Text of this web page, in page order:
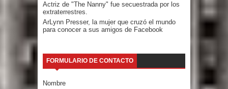
Actriz de "The Nanny" fue secuestrada por los
extraterrestres.
ArLynn Presser, la mujer que cruzó el mundo
para conocer a sus amigos de Facebook
FORMULARIO DE CONTACTO
Nombre